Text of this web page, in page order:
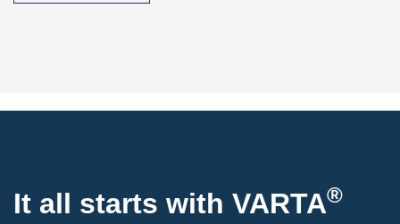
It all starts with VARTA®